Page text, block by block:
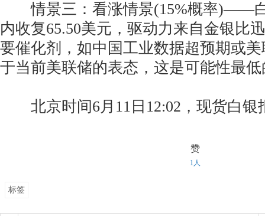
情景三：看涨情景(15%概率)——白
内收复65.50美元，驱动力来自金银比
要催化剂，如中国工业数据超预期或
于当前美联储的表态，这是可能性最
北京时间6月11日12:02，现货白银
赞
1人
标签